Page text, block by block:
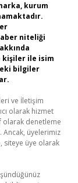
kurum
niteliği
kişiler ile isim
bilgiler
ve İletişim
olarak hizmet
olarak denetleme
Ancak, üyelerimiz
siteye üye olarak